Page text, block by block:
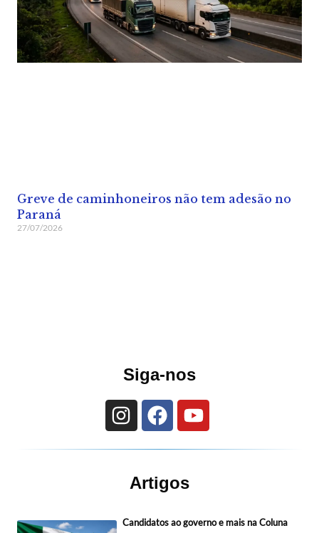
Greve de caminhoneiros não tem adesão no
Paraná
27/07/2026
Siga-nos
Artigos
Candidatos ao governo e mais na Coluna